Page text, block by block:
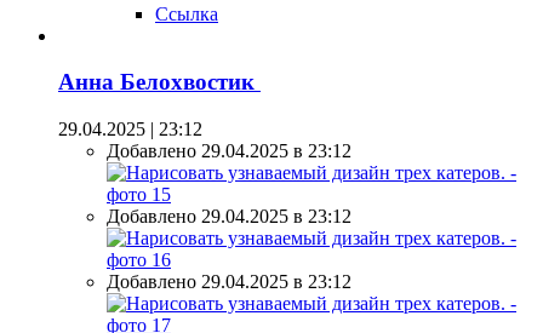
Ссылка
Анна Белохвостик
29.04.2025 | 23:12
Добавлено 29.04.2025 в 23:12
Добавлено 29.04.2025 в 23:12
Добавлено 29.04.2025 в 23:12